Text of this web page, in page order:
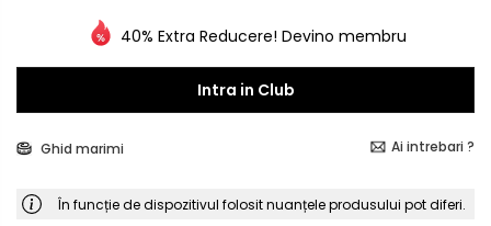
40% Extra Reducere! Devino membru
Intra in Club
Ghid marimi Ai intrebari ?
În funcție de dispozitivul folosit nuanțele produsului pot diferi.